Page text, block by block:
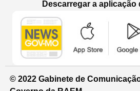
Descarregar a aplicação
© 2022 Gabinete de